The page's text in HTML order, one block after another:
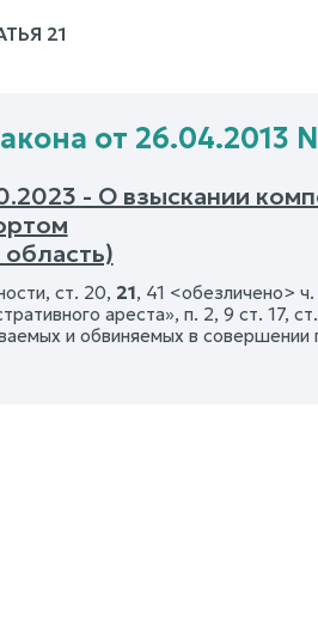
21
от 26.04.2013
- О взыскании
ст. 20, 21, 41 <обезличено>
ареста», п. 2, 9 ст. 17,
и обвиняемых в совершении